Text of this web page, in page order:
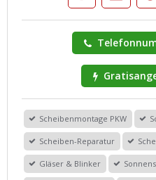
Scheibenmontage PKW
Scheiben-Reparatur
Gläser & Blinker